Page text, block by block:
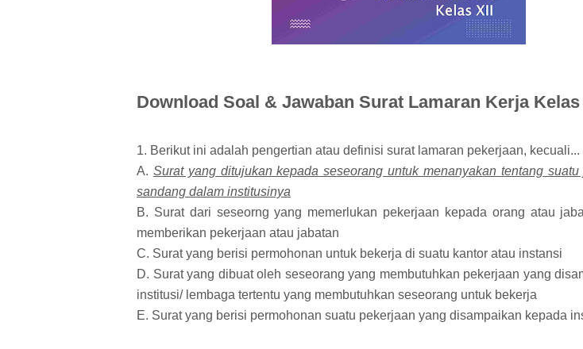
Download Soal & Jawaban Surat Lamaran Kerja Kelas
1. Berikut ini adalah pengertian atau definisi surat lamaran pekerjaan, kecuali...
A. Surat yang ditujukan kepada seseorang untuk menanyakan tentang
sandang dalam institusinya
B. Surat dari seseorng yang memerlukan pekerjaan kepada orang atau
memberikan pekerjaan atau jabatan
C. Surat yang berisi permohonan untuk bekerja di suatu kantor atau instansi
D. Surat yang dibuat oleh seseorang yang membutuhkan pekerjaan yang
institusi/ lembaga tertentu yang membutuhkan seseorang untuk bekerja
E. Surat yang berisi permohonan suatu pekerjaan yang disampaikan kepada